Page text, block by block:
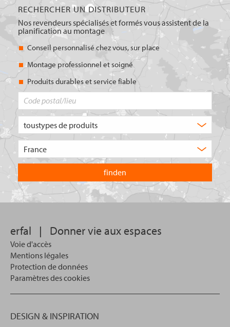
RECHERCHER UN DISTRIBUTEUR
Nos revendeurs spécialisés et formés vous assistent de la
planification au montage
Conseil personnalisé chez vous, sur place
Montage professionnel et soigné
Produits durables et service fiable
de
recherchez-
vous
?
pays
dans
lequel
vous
souhaitez
recherche.
erfal | Donner vie aux espaces
Voie d'accès
Mentions légales
Protection de données
Paramètres des cookies
DESIGN & INSPIRATION